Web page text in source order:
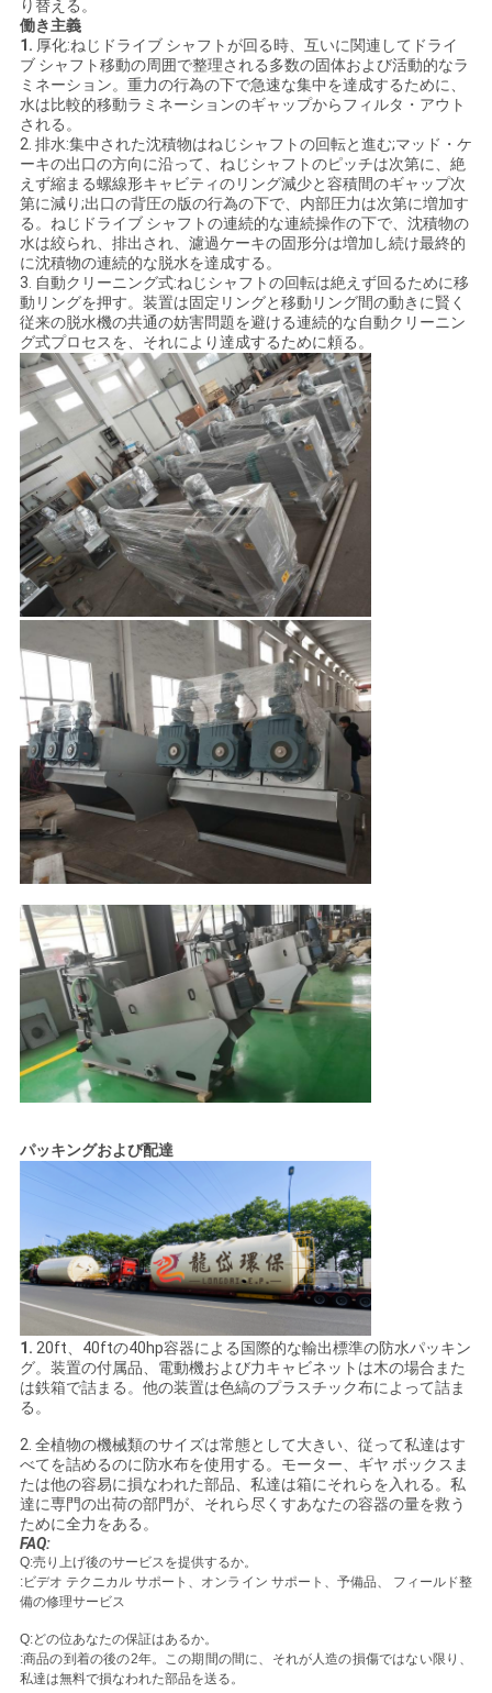
プ
ラ
イ
バ
シ
ー
ポ
リ
シ
ー
り替える。
働き主義
1. 厚化:ねじドライブ シャフトが回る時、互いに関連してドライ
ブ シャフト移動の周囲で整理される多数の固体および活動的なラ
ミネーション。重力の行為の下で急速な集中を達成するために、
水は比較的移動ラミネーションのギャップからフィルタ・アウト
される。
2. 排水:集中された沈積物はねじシャフトの回転と進む;マッド・ケ
ーキの出口の方向に沿って、ねじシャフトのピッチは次第に、絶
えず縮まる螺線形キャビティのリング減少と容積間のギャップ次
第に減り;出口の背圧の版の行為の下で、内部圧力は次第に増加す
る。ねじドライブ シャフトの連続的な連続操作の下で、沈積物の
水は絞られ、排出され、濾過ケーキの固形分は増加し続け最終的
に沈積物の連続的な脱水を達成する。
3. 自動クリーニング式:ねじシャフトの回転は絶えず回るために移
動リングを押す。装置は固定リングと移動リング間の動きに賢く
従来の脱水機の共通の妨害問題を避ける連続的な自動クリーニン
グ式プロセスを、それにより達成するために頼る。
パッキングおよび配達
1. 20ft、40ftの40hp容器による国際的な輸出標準の防水パッキン
グ。装置の付属品、電動機および力キャビネットは木の場合また
は鉄箱で詰まる。他の装置は色縞のプラスチック布によって詰ま
る。
2. 全植物の機械類のサイズは常態として大きい、従って私達はす
べてを詰めるのに防水布を使用する。モーター、ギヤ ボックスま
たは他の容易に損なわれた部品、私達は箱にそれらを入れる。私
達に専門の出荷の部門が、それら尽くすあなたの容器の量を救う
ために全力をある。
FAQ:
Q:売り上げ後のサービスを提供するか。
:ビデオ テクニカル サポート、オンライン サポート、予備品、
フィールド整
備の修理サービス
Q:どの位あなたの保証はあるか。
:商品の到着の後の2年。この期間の間に、それが人造の損傷ではない限り、
私達は無料で損なわれた部品を送る。